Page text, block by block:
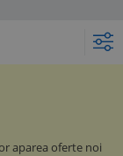
aparea oferte noi